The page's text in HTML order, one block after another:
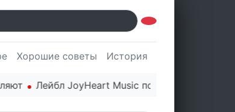
Хорошие советы История
Лейбл JoyHeart Music показывает пример